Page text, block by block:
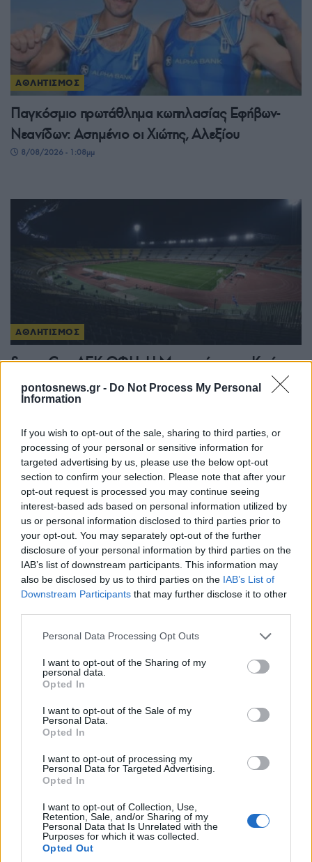
pontosnews.gr - Do Not Process My Personal
Information
If you wish to opt-out of the sale, sharing to third parties, or
processing of your personal or sensitive information for
targeted advertising by us, please use the below opt-out
section to confirm your selection. Please note that after your
opt-out request is processed you may continue seeing
interest-based ads based on personal information utilized by
us or personal information disclosed to third parties prior to
your opt-out. You may separately opt-out of the further
disclosure of your personal information by third parties on the
IAB’s list of downstream participants. This information may
also be disclosed by us to third parties on the IAB’s List of
Downstream Participants that may further disclose it to other
Please note that this website/app uses one or more Google
not limited to your visit or usage behaviour. You may click to
grant or deny consent to Google and its third-party tags to
use your data for below specified purposes in below Google
consent section.
Personal Data Processing Opt Outs
I want to opt-out of the Sharing of my
personal data.
Opted In
I want to opt-out of the Sale of my
Personal Data.
Opted In
I want to opt-out of processing my
Personal Data for Targeted Advertising.
Opted In
I want to opt-out of Collection, Use,
Retention, Sale, and/or Sharing of my
Personal Data that Is Unrelated with the
Purposes for which it was collected.
Opted Out
ΑΘΛΗΤΙΣΜΟΣ
Παγκόσμιο πρωτάθλημα κωπηλασίας Εφήβων-
Νεανίδων: Ασημένιο οι Χιώτης, Αλεξίου
8/08/2026 - 1:08μμ
ΑΘΛΗΤΙΣΜΟΣ
Super Cup ΑΕΚ-ΟΦΗ: Η Μικρασία και η Κρήτη
«μπαίνουν» στο Παγκρήτιο – 150 μουσικοί και
χορευτές
Παγκόσμιο πρωτάθλημα στίβου Κ20: Ασημένιο
7/08/2026 - 10:00πμ
ΑΘΛΗΤΙΣΜΟΣ